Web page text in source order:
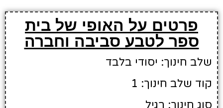
פרטים על האופי של בית
ספר לטבע סביבה וחברה
שלב חינוך: יסודי בלבד
קוד שלב חינוך: 1
סוג חינוך: רגיל